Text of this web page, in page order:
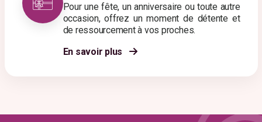
Pour une fête, un anniversaire ou toute autre
occasion, offrez un moment de détente et
de ressourcement à vos proches.
En savoir plus